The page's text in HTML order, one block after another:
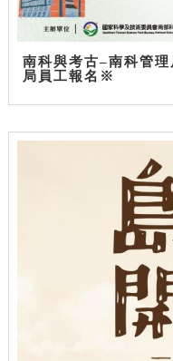
南科與考古–南科管
局員工報名※